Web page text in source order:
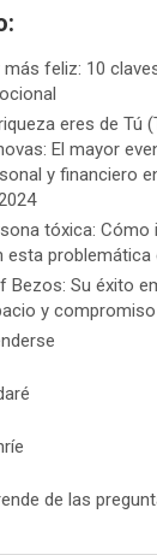
más feliz: 10
eres de Tú
El mayor
y financiero
tóxica: Cómo
esta problemática
Bezos: Su éxito
y
de las